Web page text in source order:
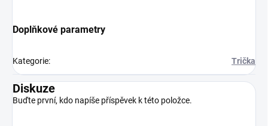
Doplňkové parametry
Kategorie: Trička
Diskuze
Buďte první, kdo napíše příspěvek k této položce.